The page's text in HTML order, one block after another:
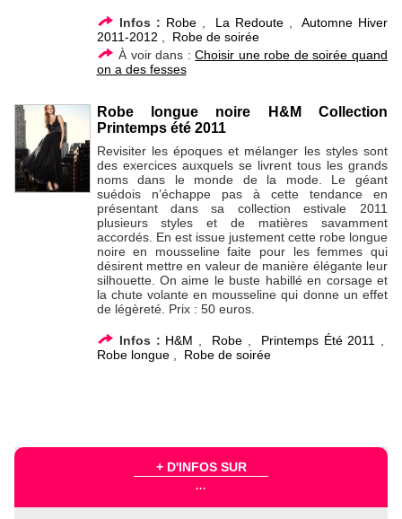
Infos : Robe, La Redoute,Automne Hiver
2011-2012
Robe de soirée
À voir dans :Choisir une robe de soirée quand
on a des fesses
Robe longue noire H&M Collection
Printemps été 2011
Revisiter les époques et mélanger les styles sont
des exercices auxquels se livrent tous les grands
noms dans le monde de la mode. Le géant
suédois n’échappe pas à cette tendance en
présentant dans sa collection estivale 2011
plusieurs styles et de matières savamment
accordés. En est issue justement cette robe longue
noire en mousseline faite pour les femmes qui
désirent mettre en valeur de manière élégante leur
silhouette. On aime le buste habillé en corsage et
la chute volante en mousseline qui donne un effet
de légèreté. Prix : 50 euros.
Infos : H&M Robe Printemps Été 2011
Robe longue, Robe de soirée
+ D'INFOS SUR
...